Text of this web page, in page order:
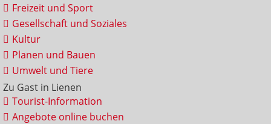
Freizeit und Sport
Gesellschaft und Soziales
Kultur
Planen und Bauen
Umwelt und Tiere
Zu Gast in Lienen
Tourist-Information
Angebote online buchen